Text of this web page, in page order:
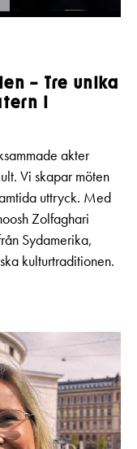
– Tre unika
i
akter
Vi skapar möten
uttryck. Med
Zolfaghari
Sydamerika,
kulturtraditionen.